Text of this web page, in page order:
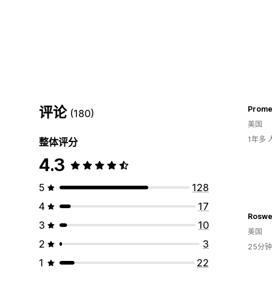
评论 (180)
整体评分
4.3
5
128
4
17
3
10
2
3
1
22
美国
1年多
美国
25分